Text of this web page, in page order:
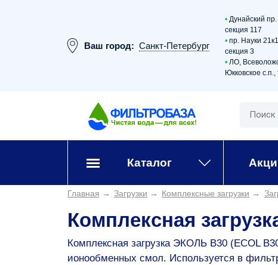
Ваш город: Санкт-Петербург
• Дунайский
секция 117
• пр. Науки
секция 3
• ЛО,
Юкковское
Каталог
Главная → Загрузки → Комплексные загрузки →
Комплексная
Комплексная загрузка ЭКОЛЬ В30 (ECOL
ионообменных смол. Используется в